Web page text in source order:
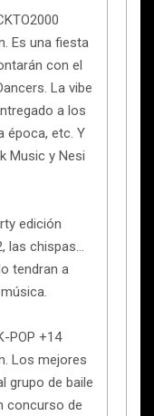
Es una fiesta
con el
La vibe
a los
época, etc. Y
Music y Nesi
edición
las chispas…
tendran a
POP +14
Los mejores
grupo de baile
concurso de